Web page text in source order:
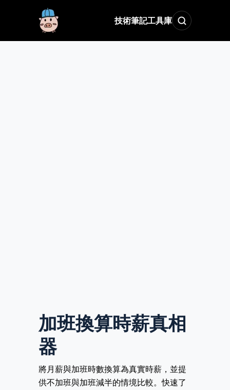
技術筆記工具庫
加班換算時薪真相
器
將月薪與加班時數換算為真實時薪，並提
供不加班與加班減半的情境比較。快速了